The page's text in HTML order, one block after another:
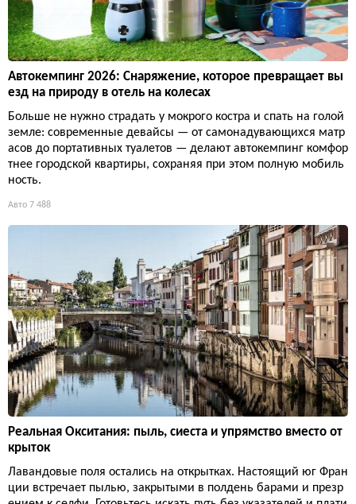
Автокемпинг 2026: Снаряжение, которое превращает вы
езд на природу в отель на колесах
Больше не нужно страдать у мокрого костра и спать на голой
земле: современные девайсы — от самонадувающихся матр
асов до портативных туалетов — делают автокемпинг комфор
тнее городской квартиры, сохраняя при этом полную мобиль
ность.
Авто 7 488
Реальная Окситания: пыль, сиеста и упрямство вместо от
крыток
Лавандовые поля остались на открытках. Настоящий юг Фран
ции встречает пылью, закрытыми в полдень барами и презр